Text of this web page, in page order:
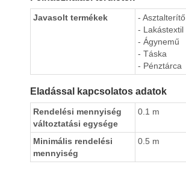
Javasolt termékek
- Asztalterítő
- Lakástextil
- Ágynemű
- Táska
- Pénztárca
Eladással kapcsolatos adatok
Rendelési mennyiség
változtatási egysége
0.1 m
Minimális rendelési
mennyiség
0.5 m